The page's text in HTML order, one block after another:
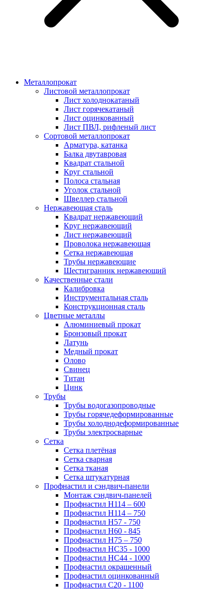
Металлопрокат
Листовой металлопрокат
Лист холоднокатаный
Лист горячекатаный
Лист оцинкованный
Лист ПВЛ, рифленый лист
Сортовой металлопрокат
Арматура, катанка
Балка двутавровая
Квадрат стальной
Круг стальной
Полоса стальная
Уголок стальной
Швеллер стальной
Нержавеющая сталь
Квадрат нержавеющий
Круг нержавеющий
Лист нержавеющий
Проволока нержавеющая
Сетка нержавеющая
Трубы нержавеющие
Шестигранник нержавеющий
Качественные стали
Калибровка
Инструментальная сталь
Конструкционная сталь
Цветные металлы
Алюминиевый прокат
Бронзовый прокат
Латунь
Медный прокат
Олово
Свинец
Титан
Цинк
Трубы
Трубы водогазопроводные
Трубы горячедеформированные
Трубы холоднодеформированные
Трубы электросварные
Сетка
Сетка плетёная
Сетка сварная
Сетка тканая
Сетка штукатурная
Профнастил и сэндвич-панели
Монтаж сэндвич-панелей
Профнастил Н114 – 600
Профнастил Н114 – 750
Профнастил Н57 - 750
Профнастил Н60 - 845
Профнастил Н75 – 750
Профнастил НС35 - 1000
Профнастил НС44 - 1000
Профнастил окрашенный
Профнастил оцинкованный
Профнастил С20 - 1100